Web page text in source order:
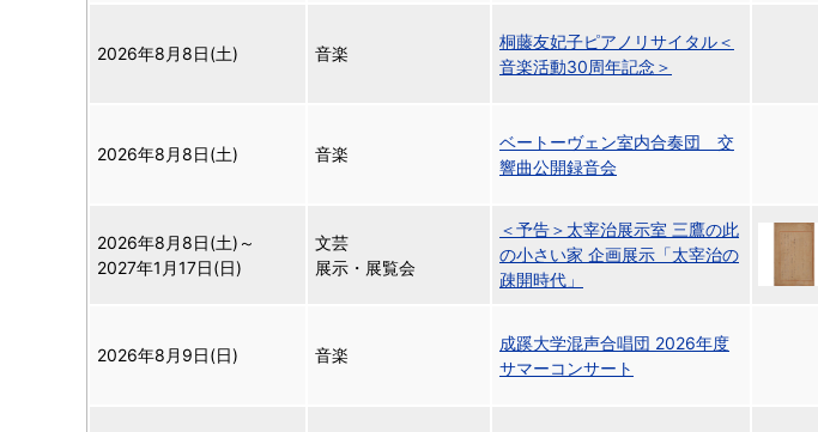
2026年8月8日(土) 音楽
桐藤友妃子ピアノリサイタル＜
音楽活動30周年記念＞
2026年8月8日(土) 音楽
ベートーヴェン室内合奏団 交
響曲公開録音会
2026年8月8日(土) ～
2027年1月17日(日)
文芸
展示・展覧会
＜予告＞太宰治展示室 三鷹の此
の小さい家 企画展示「太宰治の
疎開時代」
2026年8月9日(日) 音楽
成蹊大学混声合唱団 2026年度
サマーコンサート